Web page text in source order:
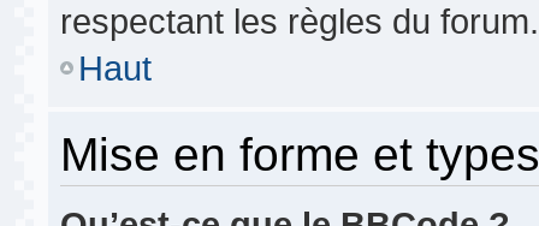
respectant les règles du forum.
Haut
Mise en forme et